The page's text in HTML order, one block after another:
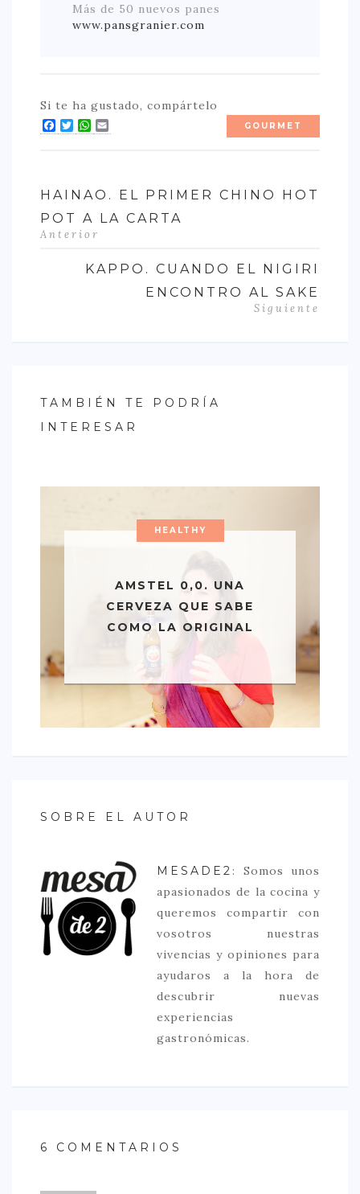
Más de 50 nuevos panes
www.pansgranier.com
Si te ha gustado, compártelo
Facebook
Twitter
WhatsApp GOURMET
HAINAO. EL PRIMER CHINO HOT
POT A LA CARTA
Anterior
KAPPO. CUANDO EL NIGIRI
ENCONTRO AL SAKE
Siguiente
TAMBIÉN TE PODRÍA
INTERESAR
HEALTHY
AMSTEL 0,0. UNA
CERVEZA QUE SABE
COMO LA ORIGINAL
SOBRE EL AUTOR
MESADE2: Somos unos
apasionados de la cocina y
queremos compartir con
vosotros nuestras
vivencias y opiniones para
ayudaros a la hora de
descubrir nuevas
experiencias
gastronómicas.
6 COMENTARIOS